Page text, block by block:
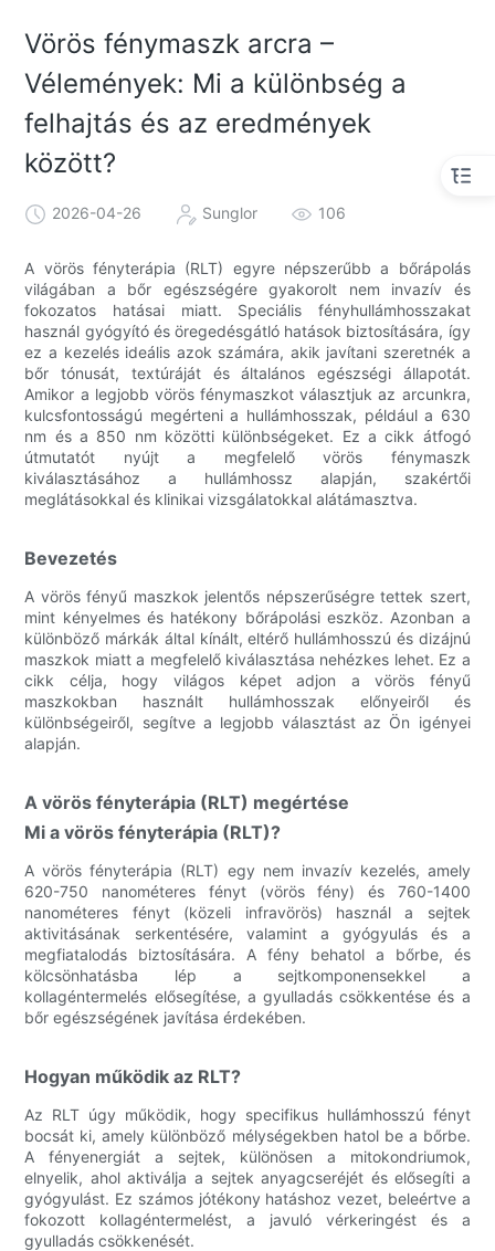
Vörös fénymaszk arcra –
Vélemények: Mi a különbség a
felhajtás és az eredmények
között?
2026-04-26 Sunglor 106
A vörös fényterápia (RLT) egyre népszerűbb a bőrápolás
világában a bőr egészségére gyakorolt ​​nem invazív és
fokozatos hatásai miatt. Speciális fényhullámhosszakat
használ gyógyító és öregedésgátló hatások biztosítására, így
ez a kezelés ideális azok számára, akik javítani szeretnék a
bőr tónusát, textúráját és általános egészségi állapotát.
Amikor a legjobb vörös fénymaszkot választjuk az arcunkra,
kulcsfontosságú megérteni a hullámhosszak, például a 630
nm és a 850 nm közötti különbségeket. Ez a cikk átfogó
útmutatót nyújt a megfelelő vörös fénymaszk
kiválasztásához a hullámhossz alapján, szakértői
meglátásokkal és klinikai vizsgálatokkal alátámasztva.
Bevezetés
A vörös fényű maszkok jelentős népszerűségre tettek szert,
mint kényelmes és hatékony bőrápolási eszköz. Azonban a
különböző márkák által kínált, eltérő hullámhosszú és dizájnú
maszkok miatt a megfelelő kiválasztása nehézkes lehet. Ez a
cikk célja, hogy világos képet adjon a vörös fényű
maszkokban használt hullámhosszak előnyeiről és
különbségeiről, segítve a legjobb választást az Ön igényei
alapján.
A vörös fényterápia (RLT) megértése
Mi a vörös fényterápia (RLT)?
A vörös fényterápia (RLT) egy nem invazív kezelés, amely
620-750 nanométeres fényt (vörös fény) és 760-1400
nanométeres fényt (közeli infravörös) használ a sejtek
aktivitásának serkentésére, valamint a gyógyulás és a
megfiatalodás biztosítására. A fény behatol a bőrbe, és
kölcsönhatásba lép a sejtkomponensekkel a
kollagéntermelés elősegítése, a gyulladás csökkentése és a
bőr egészségének javítása érdekében.
Hogyan működik az RLT?
Az RLT úgy működik, hogy specifikus hullámhosszú fényt
bocsát ki, amely különböző mélységekben hatol be a bőrbe.
A fényenergiát a sejtek, különösen a mitokondriumok,
elnyelik, ahol aktiválja a sejtek anyagcseréjét és elősegíti a
gyógyulást. Ez számos jótékony hatáshoz vezet, beleértve a
fokozott kollagéntermelést, a javuló vérkeringést és a
gyulladás csökkenését.